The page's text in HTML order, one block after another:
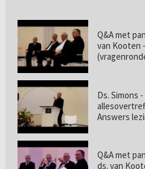
Q&A met
van Kooten
Ds. Simons
Answers
Q&A met
ds. van